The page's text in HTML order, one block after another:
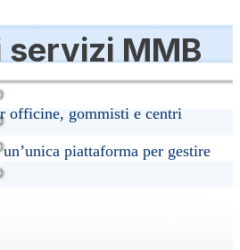
servizi MMB
officine, gommisti e centri
piattaforma per gestire